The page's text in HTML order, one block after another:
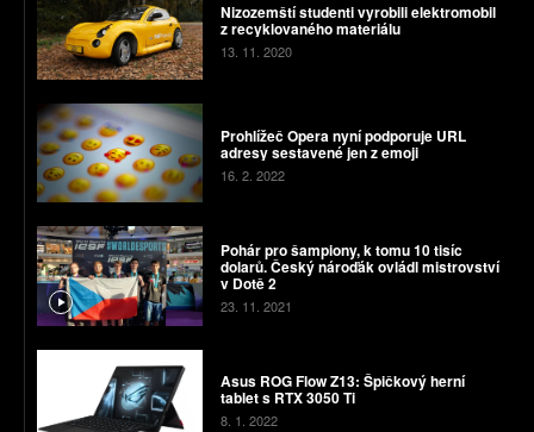
Nizozemští studenti vyrobili elektromobil
z recyklovaného materiálu
13. 11. 2020
Prohlížeč Opera nyní podporuje URL
adresy sestavené jen z emoji
16. 2. 2022
Pohár pro šampiony, k tomu 10 tisíc
dolarů. Český nároďák ovládl mistrovství
v Dotě 2
23. 11. 2021
Asus ROG Flow Z13: Špičkový herní
tablet s RTX 3050 Ti
8. 1. 2022